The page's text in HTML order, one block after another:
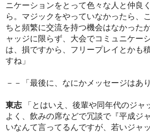
ニケーションをとって色々な人と仲良
ら。マジックをやっていなかったら、
ちと頻繁に交流を持つ機会はなかった
ャッジに限らず、大会でコミュニケー
は、損ですから、フリープレイとかも
すね」
－－「最後に、なにかメッセージはあ
東志「とはいえ、後輩や同年代のジャ
よく、飲みの席などで冗談で『平成ジ
いなんて言ってるんですが、若いジャ